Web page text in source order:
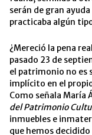
serán de gran
practicaba algún
¿Mereció la pena
pasado 23 de
el patrimonio no es
implícito en el
Como señala María
del Patrimonio
inmuebles e
que hemos